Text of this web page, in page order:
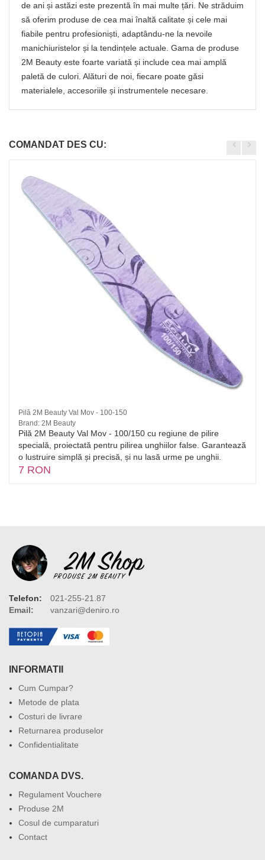
de ani și astăzi este prezentă în mai multe țări. Ne străduim
să oferim produse de cea mai înaltă calitate și cele mai
fiabile pentru profesioniști, adaptându-ne la nevoile
manichiuristelor și la tendințele actuale. Gama de produse
2M Beauty este foarte variată și include cea mai amplă
paletă de culori. Alături de noi, fiecare poate găsi
materialele, accesoriile și instrumentele necesare.
COMANDAT DES CU:
Pilă 2M Beauty Val Mov - 100-150
Brand: 2M Beauty
Pilă 2M Beauty Val Mov - 100/150 cu regiune de pilire
specială, proiectată pentru pilirea unghiilor false. Garantează
o lustruire simplă și precisă, și nu lasă urme pe unghii.
7 RON
Telefon:
021-255-21.87
Email:
vanzari@deniro.ro
INFORMATII
Cum Cumpar?
Metode de plata
Costuri de livrare
Returnarea produselor
Confidentialitate
COMANDA DVS.
Regulament Vouchere
Produse 2M
Cosul de cumparaturi
Contact